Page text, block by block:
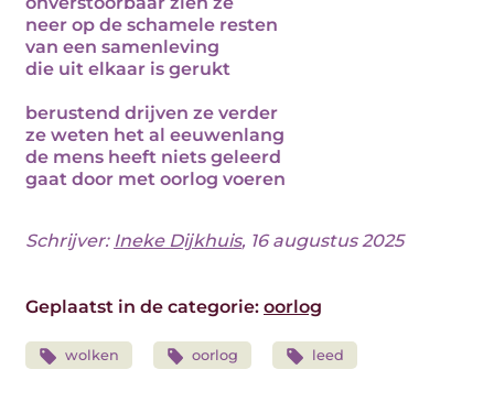
neer op de schamele resten
van een samenleving
die uit elkaar is gerukt
berustend drijven ze verder
ze weten het al eeuwenlang
de mens heeft niets geleerd
gaat door met oorlog voeren
Schrijver: Ineke Dijkhuis, 16 augustus 2025
Geplaatst in de categorie: oorlog
wolken oorlog leed